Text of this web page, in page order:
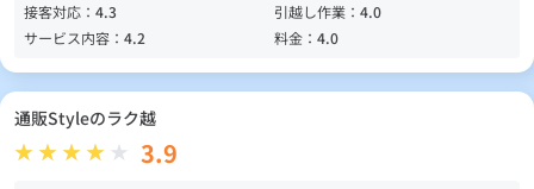
接客対応： 4.3 引越し作業： 4.0
サービス内容： 4.2 料金： 4.0
通販Styleのラク越
3.9